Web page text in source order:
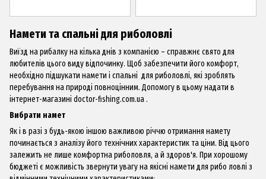
Намети та спальні для риболовлі
Виїзд на рибалку на кілька днів з компанією – справжнє свято для
любителів цього виду відпочинку. Щоб забезпечити його комфорт,
необхідно підшукати намети і спальні для риболовлі, які зроблять
перебування на природі повноцінним. Допомогу в цьому надати в
інтернет-магазині doctor-fishing.сom.ua.
Вибрати намет
Як і в разі з будь-якою іншою важливою річчю отримання намету
починається з аналізу його технічних характеристик та ціни. Від цього
залежить не лише комфортна риболовля, а й здоров'я. При хорошому
бюджеті є можливість звернути увагу на якісні намети для рибо ловлі з